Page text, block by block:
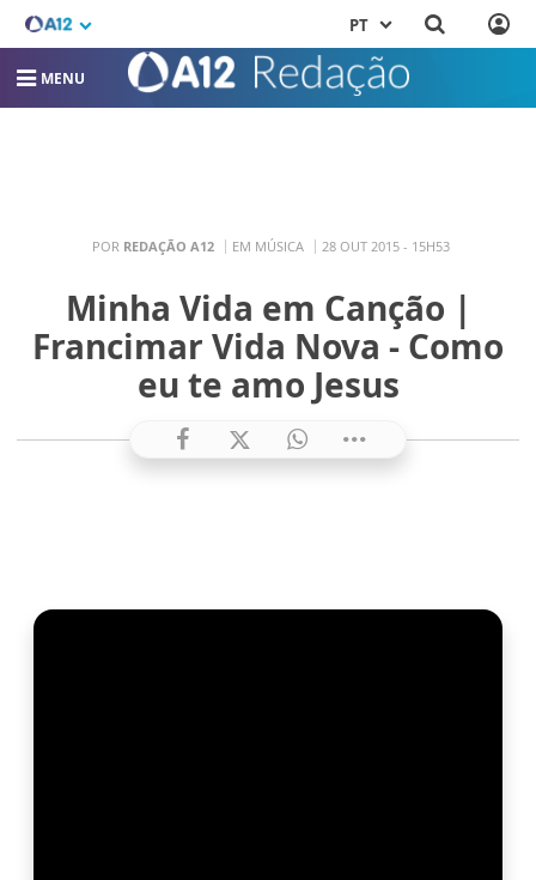
PT
MENU
POR REDAÇÃO A12 EM MÚSICA 28 OUT 2015 - 15H53
Minha Vida em Canção |
Francimar Vida Nova - Como
eu te amo Jesus